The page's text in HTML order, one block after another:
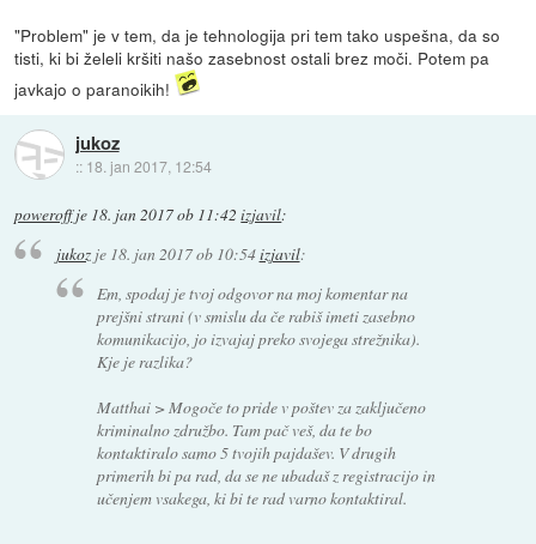
"Problem" je v tem, da je tehnologija pri tem tako uspešna, da so
tisti, ki bi želeli kršiti našo zasebnost ostali brez moči. Potem pa
javkajo o paranoikih!
jukoz
:: 18. jan 2017, 12:54
poweroffje 18. jan 2017 ob 11:42 izjavil:
jukozje 18. jan 2017 ob 10:54izjavil:
Em, spodaj je tvoj odgovor na moj komentar na
prejšni strani (v smislu da če rabiš imeti zasebno
komunikacijo, jo izvajaj preko svojega strežnika).
Kje je razlika?
Matthai > Mogoče to pride v poštev za zaključeno
kriminalno združbo. Tam pač veš, da te bo
kontaktiralo samo 5 tvojih pajdašev. V drugih
primerih bi pa rad, da se ne ubadaš z registracijo in
učenjem vsakega, ki bi te rad varno kontaktiral.